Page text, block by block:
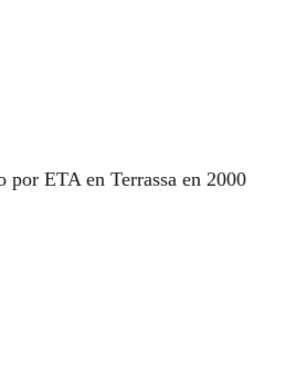
por ETA en Terrassa en 2000